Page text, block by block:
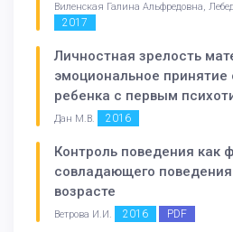
Виленская Галина Альфредовна,
2017
Личностная зрелость
эмоциональное принятие
ребенка с первым
Дан М.В. 2016
Контроль поведения как
совладающего
возрасте
Ветрова И.И. 2016 PDF